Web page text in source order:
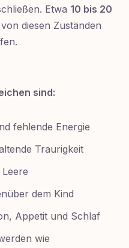
Etwa 10 bis 20
diesen Zuständen
sind:
fehlende Energie
Traurigkeit
dem Kind
Appetit und Schlaf
wie